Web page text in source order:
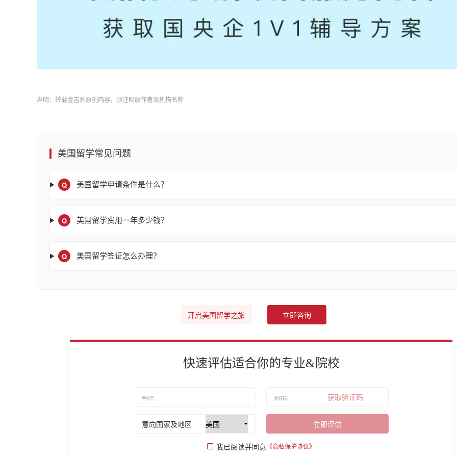
声明：转载金吉列原创内容，须注明原作者及机构名称
美国留学常见问题
Q 美国留学申请条件是什么？
Q 美国留学费用一年多少钱？
Q 美国留学签证怎么办理？
开启美国留学之旅 立即咨询
快速评估适合你的专业&院校
获取验证码
意向国家及地区 立即评估
我已阅读并同意 《隐私保护协议》